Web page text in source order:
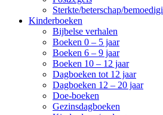
Sterkte/beterschap/
Kinderboeken
Bijbelse verhalen
Boeken 0 – 5 jaar
Boeken 6 – 9 jaar
Boeken 10 – 12 jaar
Dagboeken tot 12 jaar
Dagboeken 12 – 20 jaar
Doe-boeken
Gezinsdagboeken